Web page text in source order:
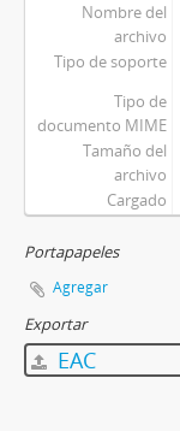
Nombre del
archivo
Tipo de soporte
Tipo de
documento MIME
Tamaño del
archivo
Cargado
Portapapeles
Agregar
Exportar
EAC